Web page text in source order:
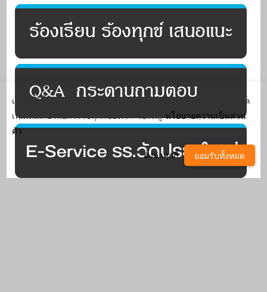
เว็บไซต์นี้มีการใช้คุกกี้เพื่อปรับปรุงการให้บริการ หากต้องการข้อมูล
เพิ่มเติมเกี่ยวกับการใช้คุกกี้ของเรา โปรดดูนโยบายความเป็นส่วน
ตัว
ตั้งค่าคุกกี้
ยอมรับทั้งหมด